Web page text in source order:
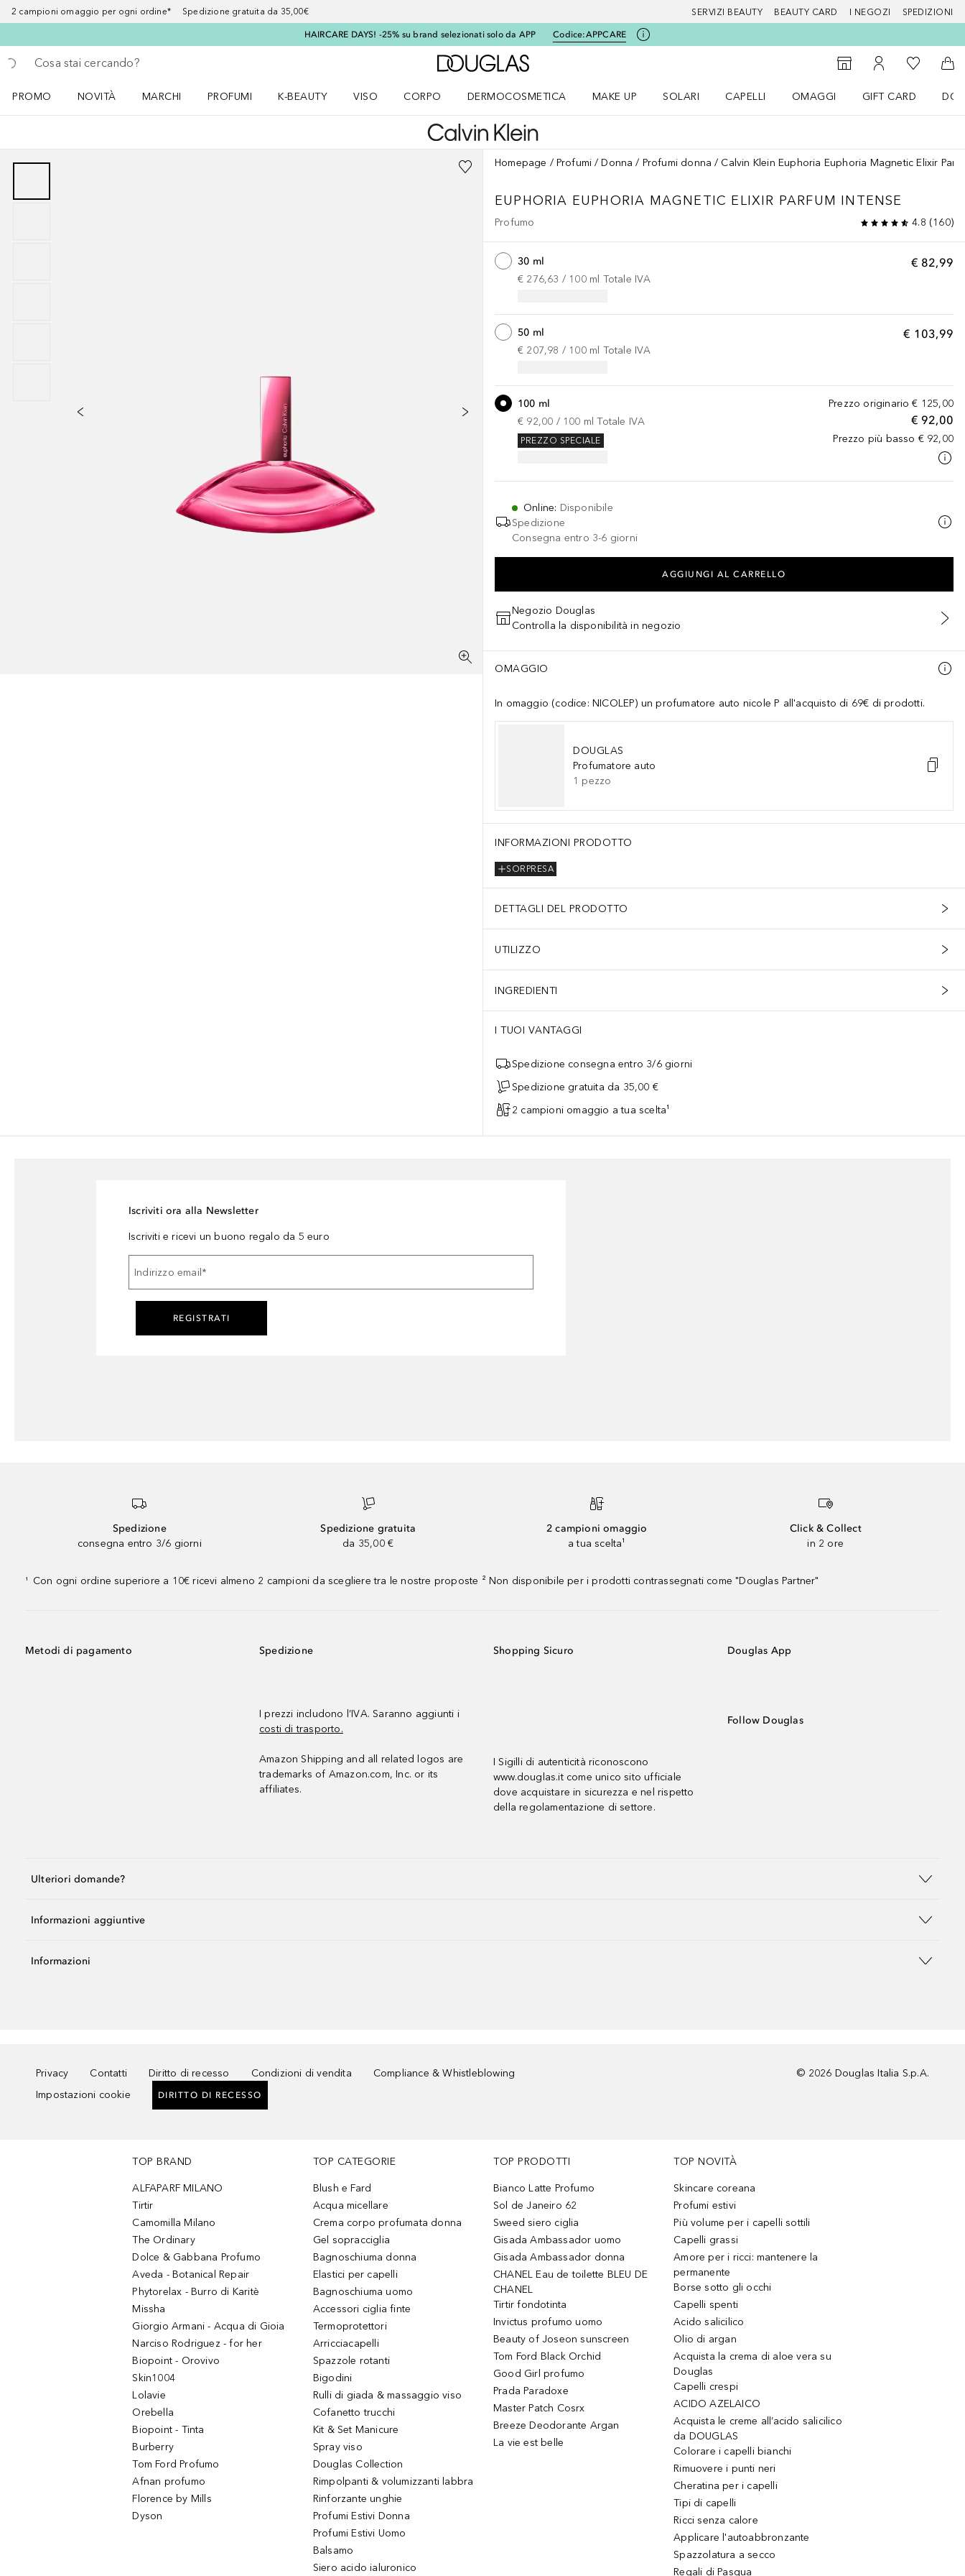
2 campioni omaggio per ogni ordine* Spedizione gratuita da 35,00€ SERVIZI BEAUTY BEAUTY CARD I NEGOZI SPEDIZIONI
HAIRCARE DAYS! -25% su brand selezionati solo da APP Codice:APPCARE
Torna indietro
Esegui ricerca
A Douglas Home
StorefinderAl Mio Account
Alla Mia
Al
PROMO
NOVITÀ
MARCHI
PROFUMI
K-BEAUTY
VISO
CORPO
DERMOCOSMETICA
MAKE UP
SOLARI
CAPELLI
OMAGGI
GIFT CARD
Homepage Profumi Donna Profumi donna Calvin Klein Euphoria Euphoria Magnetic Elixir
EUPHORIA EUPHORIA MAGNETIC ELIXIR PARFUM INTENSE
Profumo 4.8 (160)
€ 82,99
30 ml
€ 276,63 / 100 ml Totale IVA
€ 103,99
50 ml
€ 207,98 / 100 ml Totale IVA
Prezzo originario € 125,00
€ 92,00
Prezzo più basso € 92,00
100 ml
€ 92,00 / 100 ml Totale IVA
PREZZO SPECIALE
Online: Disponibile
Spedizione
Consegna entro 3-6 giorni
AGGIUNGI AL CARRELLO
Negozio Douglas
Controlla la disponibilità in negozio
OMAGGIO
In omaggio (codice: NICOLEP) un profumatore auto nicole P all'acquisto di 69€ di prodotti.
DOUGLAS
Profumatore auto
1 pezzo
INFORMAZIONI PRODOTTO
SORPRESA
DETTAGLI DEL PRODOTTO
UTILIZZO
INGREDIENTI
I TUOI VANTAGGI
Spedizione consegna entro 3/6 giorni
Spedizione gratuita da 35,00 €
2 campioni omaggio a tua scelta¹
Iscriviti ora alla Newsletter
Iscriviti e ricevi un buono regalo da 5 euro
Indirizzo email *
REGISTRATI
Spedizione
consegna entro 3/6 giorni
Spedizione gratuita
da 35,00 €
2 campioni omaggio
a tua scelta¹
Click & Collect
in 2 ore
¹ Con ogni ordine superiore a 10€ ricevi almeno 2 campioni da scegliere tra le nostre proposte ² Non disponibile per i prodotti contrassegnati come "Douglas Partner"
Metodi di pagamento Spedizione
I prezzi includono l’IVA. Saranno aggiunti i
costi di trasporto.
Amazon Shipping and all related logos are
trademarks of Amazon.com, Inc. or its
affiliates.
Shopping Sicuro
I Sigilli di autenticità riconoscono
www.douglas.it come unico sito ufficiale
dove acquistare in sicurezza e nel rispetto
della regolamentazione di settore.
Douglas App
Follow Douglas
Ulteriori domande?
Informazioni aggiuntive
Informazioni
Privacy Contatti Diritto di recesso Condizioni di vendita
Compliance & Whistleblowing
Impostazioni cookie
DIRITTO DI RECESSO
© 2026 Douglas Italia S.p.A.
TOP BRAND
ALFAPARF MILANO
Tirtir
Camomilla Milano
The Ordinary
Dolce & Gabbana Profumo
Aveda - Botanical Repair
Phytorelax - Burro di Karitè
Missha
Giorgio Armani - Acqua di Gioia
Narciso Rodriguez - for her
Biopoint - Orovivo
Skin1004
Lolavie
Orebella
Biopoint - Tinta
Burberry
Tom Ford Profumo
Afnan profumo
Florence by Mills
Dyson
TOP CATEGORIE
Blush e Fard
Acqua micellare
Crema corpo profumata donna
Gel sopracciglia
Bagnoschiuma donna
Elastici per capelli
Bagnoschiuma uomo
Accessori ciglia finte
Termoprotettori
Arricciacapelli
Spazzole rotanti
Bigodini
Rulli di giada & massaggio viso
Cofanetto trucchi
Kit & Set Manicure
Spray viso
Douglas Collection
Rimpolpanti & volumizzanti labbra
Rinforzante unghie
Profumi Estivi Donna
Profumi Estivi Uomo
Balsamo
Siero acido ialuronico
TOP PRODOTTI
Bianco Latte Profumo
Sol de Janeiro 62
Sweed siero ciglia
Gisada Ambassador uomo
Gisada Ambassador donna
CHANEL Eau de toilette BLEU DE
CHANEL
Tirtir fondotinta
Invictus profumo uomo
Beauty of Joseon sunscreen
Tom Ford Black Orchid
Good Girl profumo
Prada Paradoxe
Master Patch Cosrx
Breeze Deodorante Argan
La vie est belle
TOP NOVITÀ
Skincare coreana
Profumi estivi
Più volume per i capelli sottili
Capelli grassi
Amore per i ricci: mantenere la
permanente
Borse sotto gli occhi
Capelli spenti
Acido salicilico
Olio di argan
Acquista la crema di aloe vera su
Douglas
Capelli crespi
ACIDO AZELAICO
Acquista le creme all’acido salicilico
da DOUGLAS
Colorare i capelli bianchi
Rimuovere i punti neri
Cheratina per i capelli
Tipi di capelli
Ricci senza calore
Applicare l'autoabbronzante
Spazzolatura a secco
Regali di Pasqua